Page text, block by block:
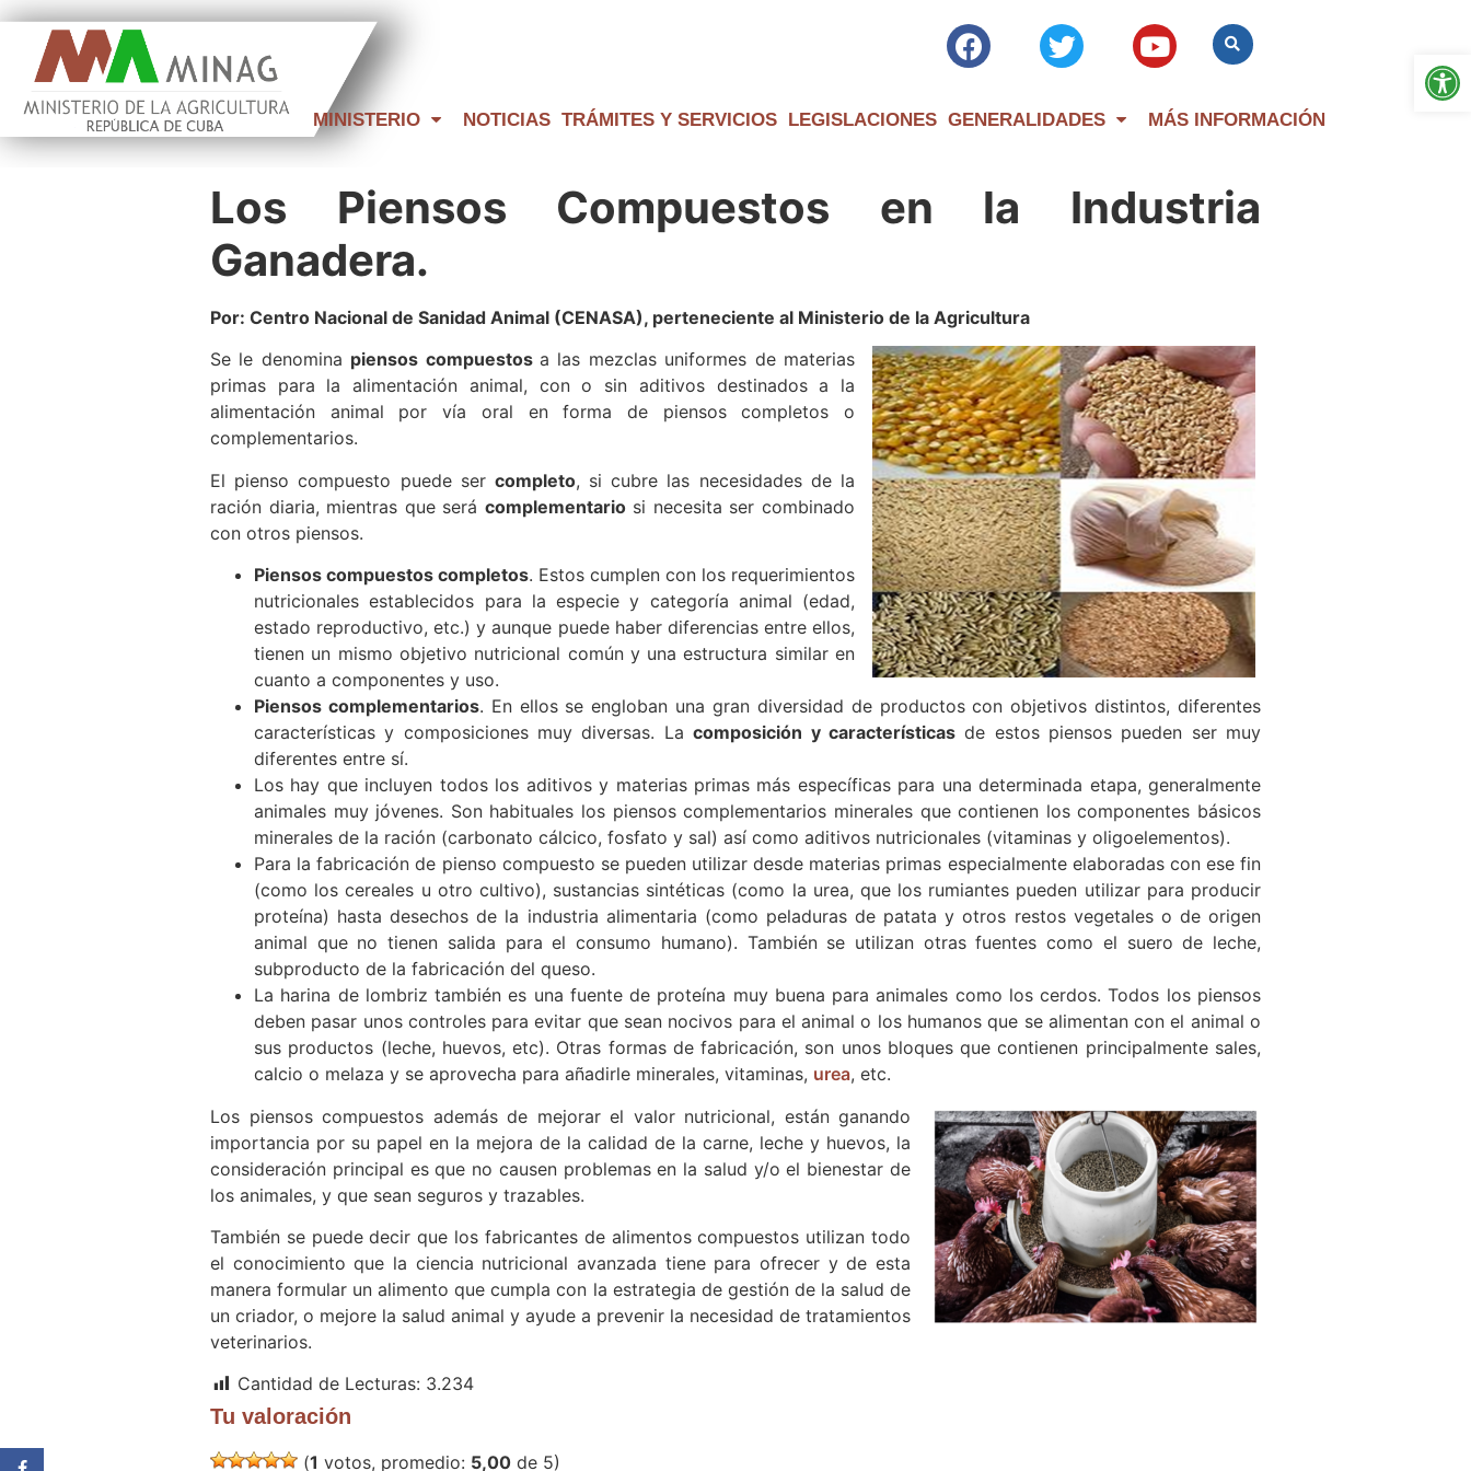
MINISTERIO NOTICIAS TRÁMITES Y SERVICIOS LEGISLACIONES GENERALIDADES MÁS INFORMACIÓN
Los Piensos Compuestos en la Industria
Ganadera.
Por: Centro Nacional de Sanidad Animal (CENASA), perteneciente al Ministerio de la Agricultura
Se le denomina piensos compuestosa las mezclas uniformes de materias
primas para la alimentación animal, con o sin aditivos destinados a la
alimentación animal por vía oral en forma de piensos completos o
complementarios.
El pienso compuesto puede ser completo, si cubre las necesidades de la
ración diaria, mientras que será complementariosi necesita ser combinado
con otros piensos.
Piensos compuestos completos. Estos cumplen con los requerimientos
nutricionales establecidos para la especie y categoría animal (edad,
estado reproductivo, etc.) y aunque puede haber diferencias entre ellos,
tienen un mismo objetivo nutricional común y una estructura similar en
cuanto a componentes y uso.
Piensos complementarios. En ellos se engloban una gran diversidad de productos con objetivos distintos, diferentes
características y composiciones muy diversas. Lacomposición y característicasde estos piensos pueden ser muy
diferentes entre sí.
Los hay que incluyen todos los aditivos y materias primas más específicas para una determinada etapa, generalmente
animales muy jóvenes. Son habituales los piensos complementarios minerales que contienen los componentes básicos
minerales de la ración (carbonato cálcico, fosfato y sal) así como aditivos nutricionales (vitaminas y oligoelementos).
Para la fabricación de pienso compuesto se pueden utilizar desde materias primas especialmente elaboradas con ese fin
(como los cereales u otro cultivo), sustancias sintéticas (como la urea, que los rumiantes pueden utilizar para producir
proteína) hasta desechos de la industria alimentaria (como peladuras de patata y otros restos vegetales o de origen
animal que no tienen salida para el consumo humano). También se utilizan otras fuentes como el suero de leche,
subproducto de la fabricación del queso.
La harina de lombriz también es una fuente de proteína muy buena para animales como los cerdos. Todos los piensos
deben pasar unos controles para evitar que sean nocivos para el animal o los humanos que se alimentan con el animal o
sus productos (leche, huevos, etc). Otras formas de fabricación, son unos bloques que contienen principalmente sales,
calcio o melaza y se aprovecha para añadirle minerales, vitaminas, urea, etc.
Los piensos compuestos además de mejorar el valor nutricional, están ganando
importancia por su papel en la mejora de la calidad de la carne, leche y huevos, la
consideración principal es que no causen problemas en la salud y/o el bienestar de
los animales, y que sean seguros y trazables.
También se puede decir que los fabricantes de alimentos compuestos utilizan todo
el conocimiento que la ciencia nutricional avanzada tiene para ofrecer y de esta
manera formular un alimento que cumpla con la estrategia de gestión de la salud de
un criador, o mejore la salud animal y ayude a prevenir la necesidad de tratamientos
veterinarios.
Cantidad de Lecturas: 3.234
Tu valoración
(1 votos, promedio: 5,00 de 5)